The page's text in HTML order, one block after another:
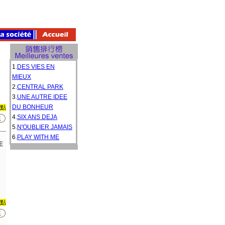
1.DES VIES EN
MIEUX
2.CENTRAL PARK
3.UNE AUTRE IDEE
DU BONHEUR
4.SIX ANS DEJA
5.N'OUBLIER JAMAIS
6.PLAY WITH ME